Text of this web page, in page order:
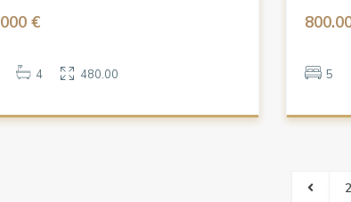
€
4 480.00 5
2